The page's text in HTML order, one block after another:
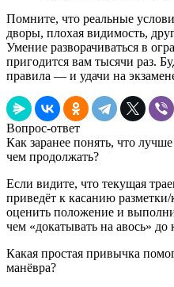
Помните, что реальные
дворы, плохая видимость,
Умение разворачиваться в
пригодится вам тысячи раз.
правила — и удачи на
Вопрос-ответ
Как заранее понять, что
чем продолжать?
Если видите, что текущая
приведёт к касанию
оценить положение и
чем «докатывать на авось»
Какая простая привычка
манёвра?